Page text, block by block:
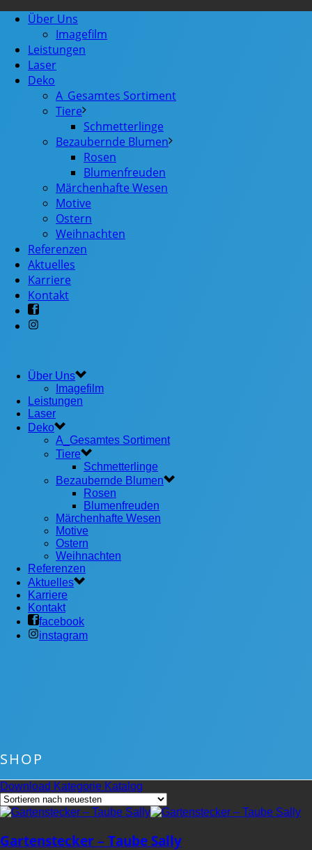
Über Uns
Imagefilm
Leistungen
Laser
Deko
A_Gesamtes Sortiment
Tiere
Schmetterlinge
Bezaubernde Blumen
Rosen
Blumenfreuden
Märchenhafte Wesen
Motive
Ostern
Weihnachten
Referenzen
Aktuelles
Karriere
Kontakt
Über Uns
Imagefilm
Leistungen
Laser
Deko
A_Gesamtes Sortiment
Tiere
Schmetterlinge
Bezaubernde Blumen
Rosen
Blumenfreuden
Märchenhafte Wesen
Motive
Ostern
Weihnachten
Referenzen
Aktuelles
Karriere
Kontakt
facebook
instagram
SHOP
Download Kategorie Katalog
Gartenstecker – Taube Sally